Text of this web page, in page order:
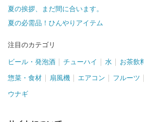
夏の挨拶、まだ間に合います。
夏の必需品！ひんやりアイテム
注目のカテゴリ
ビール・発泡酒 チューハイ 水 お茶飲
惣菜・食材 扇風機 エアコン フルーツ
ウナギ